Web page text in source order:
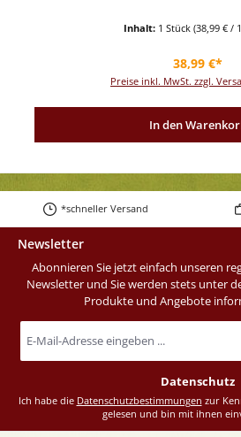
Inhalt: 1 Stück (38,99 € /
Regulärer
38,99 €*
Preise inkl. MwSt. zzgl.
In den
*schneller Versand
Newsletter
Abonnieren Sie jetzt einfach unseren
Newsletter und Sie werden stets unter
Produkte und Angebote
E-
Mail-
Datenschutz
Ich habe die Datenschutzbestimmungen zur
gelesen und bin mit ihnen